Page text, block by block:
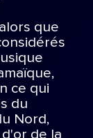
que
ce qui
du
Nord,
de la